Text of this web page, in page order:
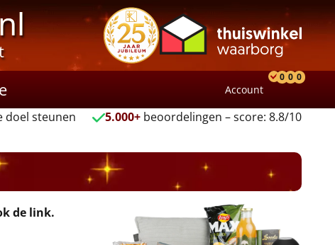
Account
0 0 0
doel steunen 5.000+ beoordelingen – score: 8.8/10
de link.